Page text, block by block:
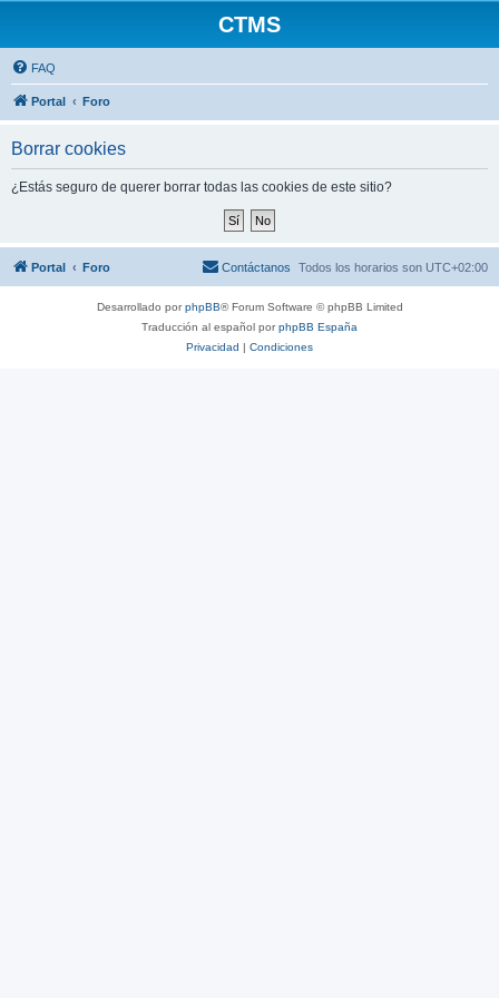
CTMS
FAQ
Portal Foro
Borrar cookies
¿Estás seguro de querer borrar todas las cookies de este sitio?
Portal Foro Todos los horarios son UTC+02:00
Contáctanos
Desarrollado porphpBB® Forum Software © phpBB Limited
Traducción al español porphpBB España
Privacidad | Condiciones